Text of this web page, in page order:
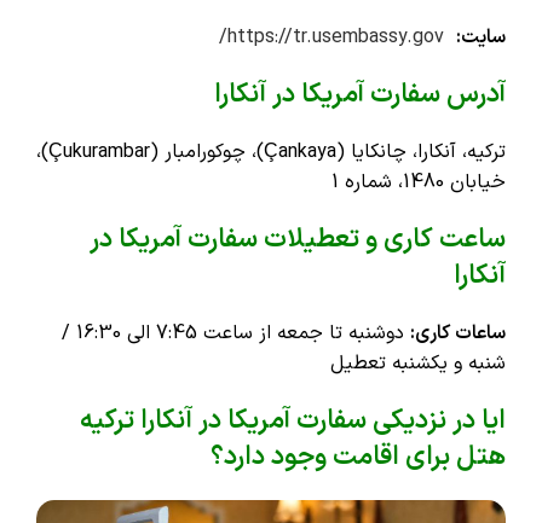
سایت: https://tr.usembassy.gov/
آدرس سفارت آمریکا در آنکارا
ترکیه، آنکارا، چانکایا (Çankaya)، چوکورامبار (Çukurambar)،
خیابان 1480، شماره 1
ساعت کاری و تعطیلات سفارت آمریکا در
آنکارا
ساعات کاری:
دوشنبه تا جمعه از ساعت 7:45 الی 16:30 /
شنبه و یکشنبه تعطیل
ایا در نزدیکی سفارت آمریکا در آنکارا ترکیه
هتل برای اقامت وجود دارد؟